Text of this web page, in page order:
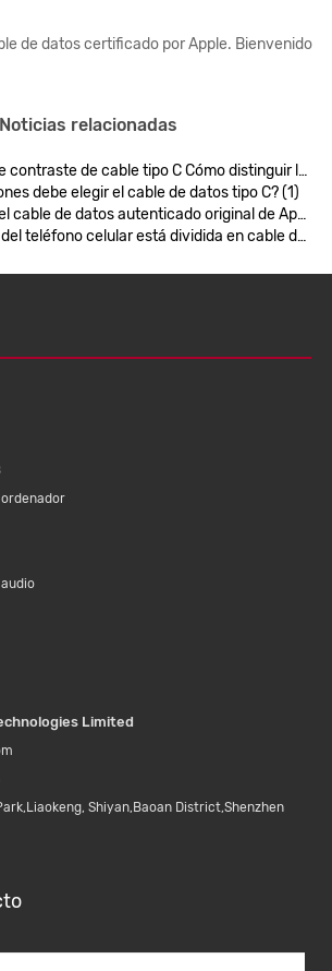
de datos certificado por Apple. Bienvenido
Noticias relacionadas
de cable tipo C Cómo distinguir los cables de datos
debe elegir el cable de datos tipo C? (1)
de datos autenticado original de Apple sigue siendo rápida
celular está dividida en cable de carga y cable de datos?
Limited
Shiyan,Baoan District,Shenzhen